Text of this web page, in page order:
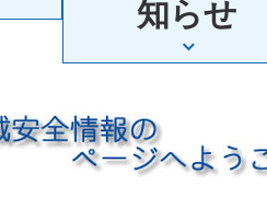
知らせ